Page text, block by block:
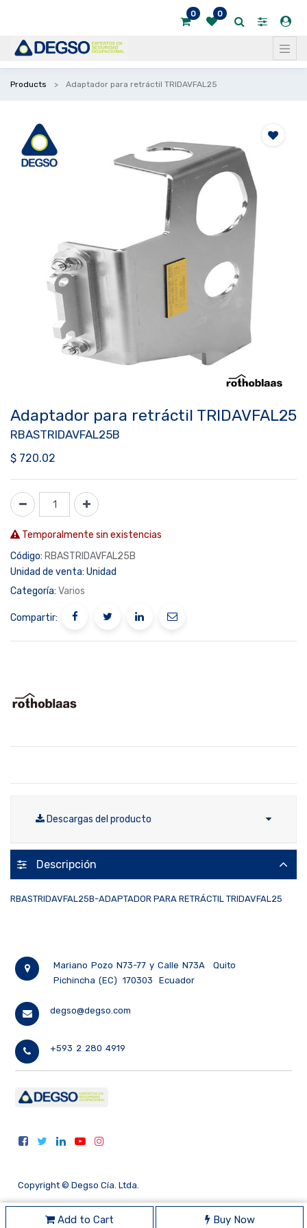
0 0
Products Adaptador para retráctil TRIDAVFAL25
Add to Cart Buy Now
Adaptador para retráctil TRIDAVFAL25
RBASTRIDAVFAL25B
$ 720.02
Temporalmente sin existencias
Código: RBASTRIDAVFAL25B
Unidad de venta: Unidad
Categoría: Varios
Compartir:
Descargas del producto
Descripción
RBASTRIDAVFAL25B-ADAPTADOR PARA RETRÁCTIL TRIDAVFAL25
Mariano Pozo N73-77 y Calle N73A
Quito
Pichincha (EC)
170303 Ecuador
degso@degso.com
+593 2 280 4919
Copyright © Degso Cía. Ltda.